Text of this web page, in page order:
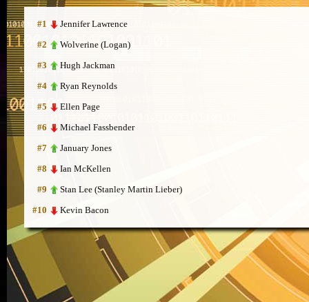
#1 Jennifer Lawrence
#2 Wolverine (Logan)
#3 Hugh Jackman
#4 Ryan Reynolds
#5 Ellen Page
#6 Michael Fassbender
#7 January Jones
#8 Ian McKellen
#9 Stan Lee (Stanley Martin Lieber)
#10 Kevin Bacon